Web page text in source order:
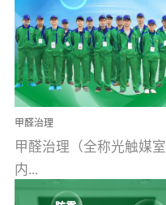
甲醛治理
甲醛治理（全称光触媒室
内...